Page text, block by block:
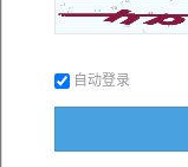
自动登录